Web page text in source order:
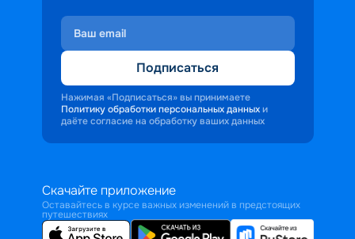
Подписаться
Нажимая «Подписаться» вы принимаете
Политику обработки персональных данных и
даёте согласие на обработку ваших данных
Скачайте приложение
Оставайтесь в курсе важных изменений в предстоящих
путешествиях